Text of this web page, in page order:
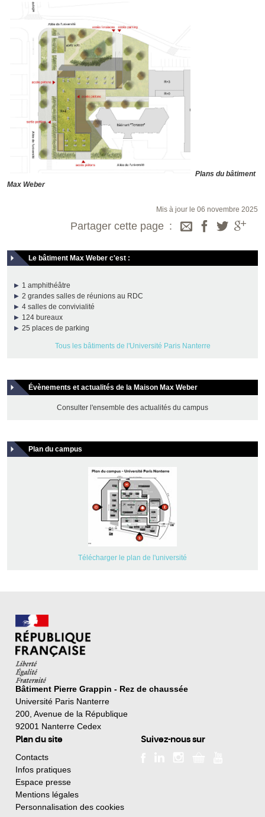
Plans du bâtiment
Max Weber
Mis à jour le 06 novembre 2025
Partager cette page
Le bâtiment Max Weber c'est :
1 amphithéâtre
2 grandes salles de réunions au RDC
4 salles de convivialité
124 bureaux
25 places de parking
Tous les bâtiments de l'Université Paris Nanterre
Évènements et actualités de la Maison Max Weber
Consulter l'ensemble des actualités du campus
Plan du campus
Télécharger le plan de l'université
Bâtiment Pierre Grappin - Rez de chaussée
Université Paris Nanterre
200, Avenue de la République
92001 Nanterre Cedex
Plan du site
Contacts
Infos pratiques
Espace presse
Mentions légales
Personnalisation des cookies
Suivez-nous sur